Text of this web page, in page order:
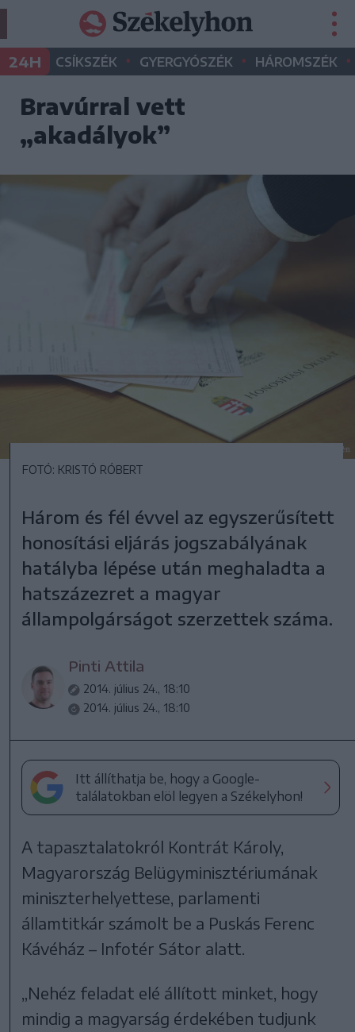
24H CSÍKSZÉK • GYERGYÓSZÉK • HÁROMSZÉK •
Bravúrral vett
„akadályok”
FOTÓ: KRISTÓ RÓBERT
Három és fél évvel az egyszerűsített
honosítási eljárás jogszabályának
hatályba lépése után meghaladta a
hatszázezret a magyar
állampolgárságot szerzettek száma.
Pinti Attila
2014. július 24., 18:10
2014. július 24., 18:10
Itt állíthatja be, hogy a Google-
találatokban elöl legyen a Székelyhon!
A tapasztalatokról Kontrát Károly,
Magyarország Belügyminisztériumának
miniszterhelyettese, parlamenti
államtitkár számolt be a Puskás Ferenc
Kávéház – Infotér Sátor alatt.
„Nehéz feladat elé állított minket, hogy
mindig a magyarság érdekében tudjunk